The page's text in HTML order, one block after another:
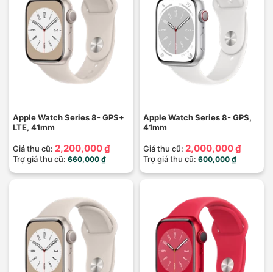
Apple Watch Series 8- GPS+
LTE, 41mm
Giá thu cũ: 2,200,000 ₫
Trợ giá thu cũ: 660,000 ₫
Apple Watch Series 8- GPS,
41mm
Giá thu cũ: 2,000,000 ₫
Trợ giá thu cũ: 600,000 ₫